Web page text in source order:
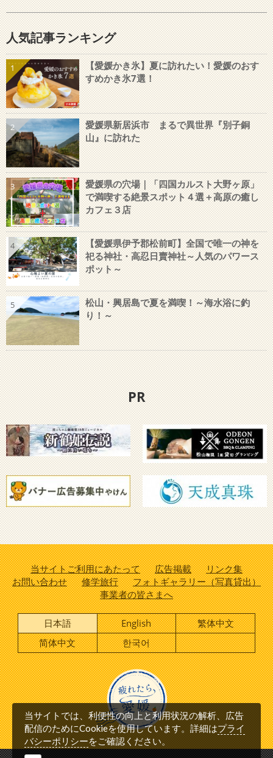
人気記事ランキング
1
【愛媛かき氷】夏に訪れたい！愛媛のおす
すめかき氷7選！
2
愛媛県新居浜市 まるで異世界『別子銅
山』に訪れた
3
愛媛県の穴場｜「四国カルスト大野ヶ原」
で満喫する絶景スポット４選＋高原の癒し
カフェ３店
4
【愛媛県伊予郡松前町】全国で唯一の神を
祀る神社・高忍日賣神社～人気のパワース
ポット～
5
松山・興居島で夏を満喫！～海水浴に釣
り！～
PR
当サイトご利用にあたって 広告掲載
リンク集
お問い合わせ
修学旅行
フォトギャラリー（写真貸出）
事業者の皆さまへ
日本語 English
繁体中文
简体中文
한국어
当サイトでは、利便性の向上と利用状況の解析、広告
配信のためにCookieを使用しています。詳細はプライ
バシーポリシーをご確認ください。